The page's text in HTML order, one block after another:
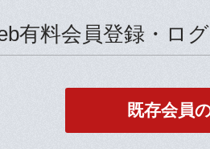
有料会員登録・ロ
既存会員